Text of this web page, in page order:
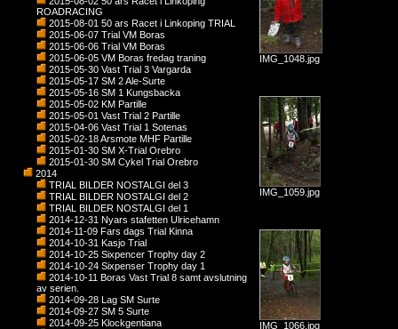
ROADRACING
2015-08-01 50 ars Racet i Linkoping TRIAL
2015-06-07 Trial VM Boras
2015-06-06 Trial VM Boras
2015-06-05 VM Boras fredag traning
2015-05-30 Vast Trial 3 Vargarda
2015-05-17 SM 2 Ale-Surte
2015-05-16 SM 1 Kungsbacka
2015-05-02 KM Partille
2015-05-01 Vast Trial 2 Partille
2015-04-06 Vast Trial 1 Sotenas
2015-02-18 Arsmote MHF Partille
2015-01-30 SM X-Trial Orebro
2015-01-30 SM Cykel Trial Orebro
2014
TRIAL BILDER NOSTALGI del 3
TRIAL BILDER NOSTALGI del 2
TRIAL BILDER NOSTALGI del 1
2014-12-31 Nyars stafetten Ulricehamn
2014-11-09 Fars dags Trial Kinna
2014-10-31 Kasjo Trial
2014-10-25 Sixpencer Trophy day 2
2014-10-24 Sixpenser Trophy day 1
2014-10-11 Boras Vast Trial 8 samt avslutning
av serien.
2014-09-28 Lag SM Surte
2014-09-27 SM 5 Surte
2014-09-25 Klockgentiana
IMG_1048.jpg
IMG_1059.jpg
IMG_1066.jpg